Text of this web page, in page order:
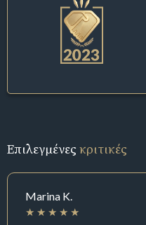
Επιλεγμένεςκριτικές
Marina K.